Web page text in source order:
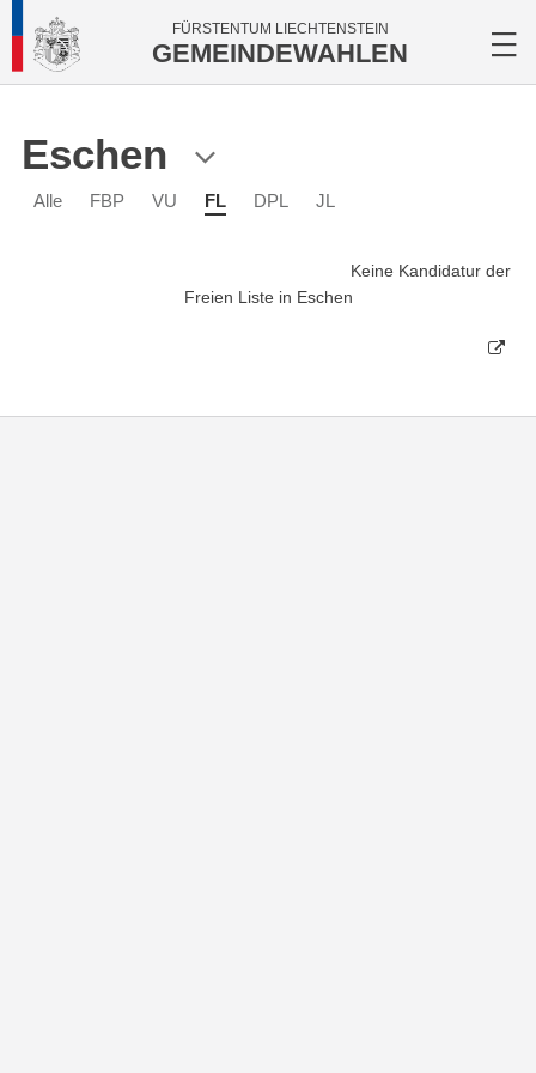
FÜRSTENTUM LIECHTENSTEIN
GEMEINDEWAHLEN
Eschen
Alle FBP VU FL DPL JL
Keine Kandidatur der
Freien Liste in Eschen